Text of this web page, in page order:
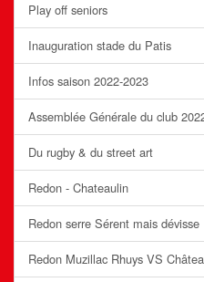
Play off seniors
Inauguration stade du Patis
Infos saison 2022-2023
Assemblée Générale du club
Du rugby & du street art
Redon - Chateaulin
Redon serre Sérent mais dévisse
Redon Muzillac Rhuys VS